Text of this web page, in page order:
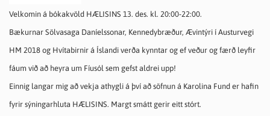
Velkomin á bókakvöld HÆLISINS 13. des. kl. 20:00-22:00.
Bækurnar Sölvasaga Daníelssonar, Kennedybræður, Ævintýri í Austurvegi
HM 2018 og Hvítabirnir á Íslandi verða kynntar og ef veður og færð leyfir
fáum við að heyra um Fíusól sem gefst aldrei upp!
Einnig langar mig að vekja athygli á því að söfnun á Karolina Fund er hafin
fyrir sýningarhluta HÆLISINS. Margt smátt gerir eitt stórt.